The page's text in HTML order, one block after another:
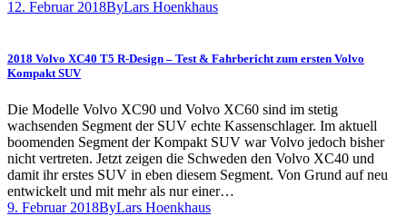
12. Februar 2018ByLars Hoenkhaus
2018 Volvo XC40 T5 R-Design – Test & Fahrbericht zum ersten Volvo
Kompakt SUV
Die Modelle Volvo XC90 und Volvo XC60 sind im stetig
wachsenden Segment der SUV echte Kassenschlager. Im aktuell
boomenden Segment der Kompakt SUV war Volvo jedoch bisher
nicht vertreten. Jetzt zeigen die Schweden den Volvo XC40 und
damit ihr erstes SUV in eben diesem Segment. Von Grund auf neu
entwickelt und mit mehr als nur einer…
9. Februar 2018ByLars Hoenkhaus